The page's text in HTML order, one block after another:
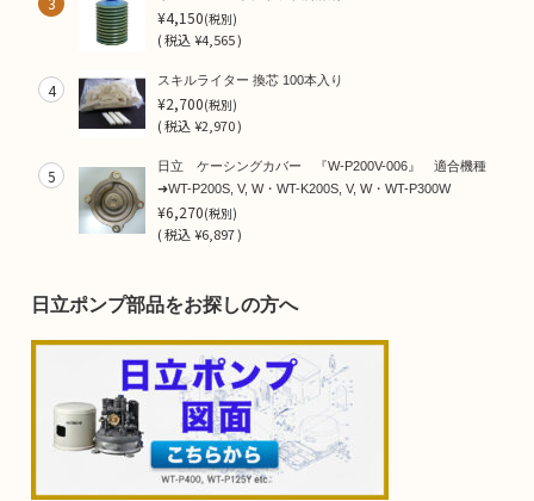
¥4,150(税別)
(税込¥4,565 )
4 スキルライター 換芯 100本入り
¥2,700(税別)
(税込¥2,970 )
5
日立 ケーシングカバー 『W-P200V-006』 適合機種
➜WT-P200S, V, W・WT-K200S, V, W・WT-P300W
¥6,270(税別)
(税込¥6,897 )
日立ポンプ部品をお探しの方へ